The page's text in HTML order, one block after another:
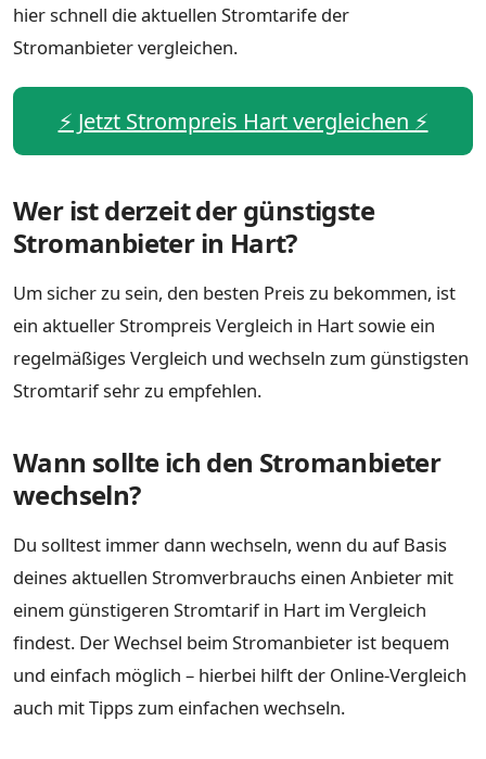
hier schnell die aktuellen Stromtarife der
Stromanbieter vergleichen.
⚡️ Jetzt Strompreis Hart vergleichen ⚡️
Wer ist derzeit der günstigste
Stromanbieter in Hart?
Um sicher zu sein, den besten Preis zu bekommen, ist
ein aktueller Strompreis Vergleich in Hart sowie ein
regelmäßiges Vergleich und wechseln zum günstigsten
Stromtarif sehr zu empfehlen.
Wann sollte ich den Stromanbieter
wechseln?
Du solltest immer dann wechseln, wenn du auf Basis
deines aktuellen Stromverbrauchs einen Anbieter mit
einem günstigeren Stromtarif in Hart im Vergleich
findest. Der Wechsel beim Stromanbieter ist bequem
und einfach möglich – hierbei hilft der Online-Vergleich
auch mit Tipps zum einfachen wechseln.